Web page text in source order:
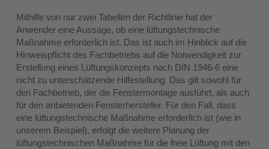
Mithilfe von nur zwei Tabellen der Richtlinie hat der
Anwender eine Aussage, ob eine lüftungstechnische
Maßnahme erforderlich ist. Das ist auch im Hinblick auf die
Hinweispflicht des Fachbetriebs auf die Notwendigkeit zur
Erstellung eines Lüftungskonzepts nach DIN 1946-6 eine
nicht zu unterschätzende Hilfestellung. Das gilt sowohl für
den Fachbetrieb, der die Fenstermontage ausführt, als auch
für den anbietenden Fensterhersteller. Für den Fall, dass
eine lüftungstechnische Maßnahme erforderlich ist (wie in
unserem Beispiel), erfolgt die weitere Planung der
lüftungstechnischen Maßnahme für die freie Lüftung mit den